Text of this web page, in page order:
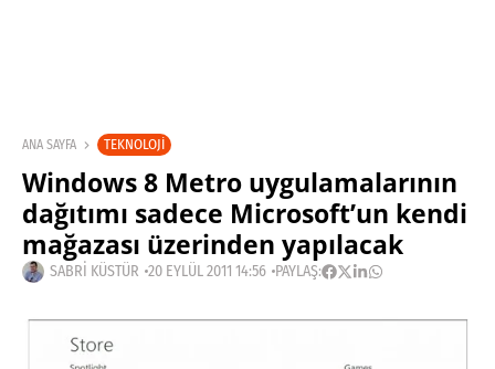
ANA SAYFA TEKNOLOJI
Windows 8 Metro uygulamalarının
dağıtımı sadece Microsoft’un kendi
mağazası üzerinden yapılacak
SABRI KÜSTÜR 20 EYLÜL 2011 14:56 PAYLAŞ: